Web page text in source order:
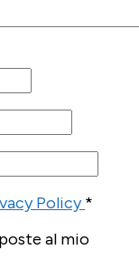
Policy*
al mio